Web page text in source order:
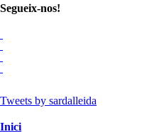
Segueix-nos!
Tweets by sardalleida
Inici